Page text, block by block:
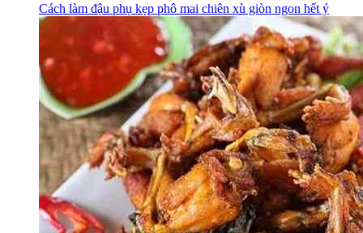
Cách làm đậu phụ kẹp phô mai chiên xù giòn ngon hết ý